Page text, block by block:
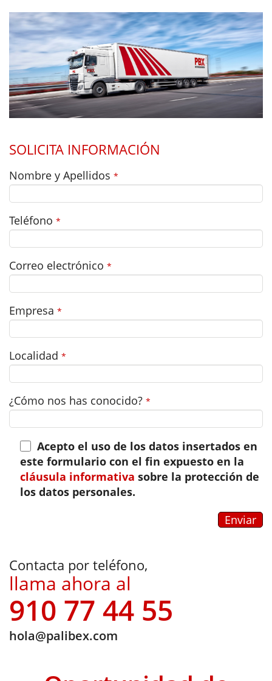
SOLICITA INFORMACIÓN
Nombre y Apellidos *
Teléfono *
Correo electrónico *
Empresa *
Localidad *
¿Cómo nos has conocido? *
Acepto el uso de los datos insertados en
este formulario con el fin expuesto en la
cláusula informativa sobre la protección de
los datos personales.
Contacta por teléfono,
llama ahora al
910 77 44 55
hola@palibex.com